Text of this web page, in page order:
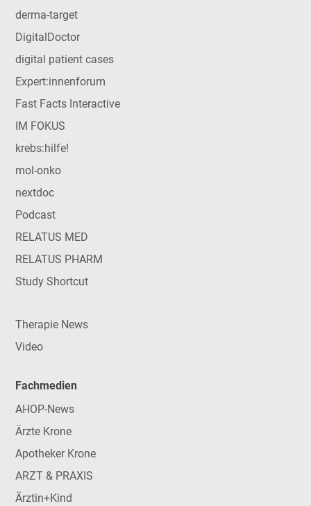
derma-target
DigitalDoctor
digital patient cases
Expert:innenforum
Fast Facts Interactive
IM FOKUS
krebs:hilfe!
mol-onko
nextdoc
Podcast
RELATUS MED
RELATUS PHARM
Study Shortcut
Therapie News
Video
Fachmedien
AHOP-News
Ärzte Krone
Apotheker Krone
ARZT & PRAXIS
Ärztin+Kind